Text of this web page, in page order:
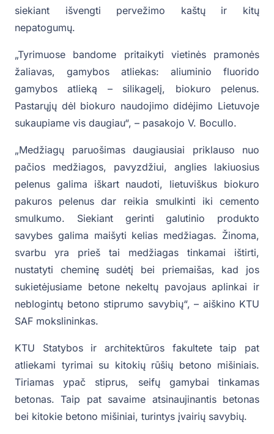
siekiant išvengti pervežimo kaštų ir kitų
nepatogumų.
„Tyrimuose bandome pritaikyti vietinės pramonės
žaliavas, gamybos atliekas: aliuminio fluorido
gamybos atlieką – silikagelį, biokuro pelenus.
Pastarųjų dėl biokuro naudojimo didėjimo Lietuvoje
sukaupiame vis daugiau“, – pasakojo V. Bocullo.
„Medžiagų paruošimas daugiausiai priklauso nuo
pačios medžiagos, pavyzdžiui, anglies lakiuosius
pelenus galima iškart naudoti, lietuviškus biokuro
pakuros pelenus dar reikia smulkinti iki cemento
smulkumo. Siekiant gerinti galutinio produkto
savybes galima maišyti kelias medžiagas. Žinoma,
svarbu yra prieš tai medžiagas tinkamai ištirti,
nustatyti cheminę sudėtį bei priemaišas, kad jos
sukietėjusiame betone nekeltų pavojaus aplinkai ir
neblogintų betono stiprumo savybių“, – aiškino KTU
SAF mokslininkas.
KTU Statybos ir architektūros fakultete taip pat
atliekami tyrimai su kitokių rūšių betono mišiniais.
Tiriamas ypač stiprus, seifų gamybai tinkamas
betonas. Taip pat savaime atsinaujinantis betonas
bei kitokie betono mišiniai, turintys įvairių savybių.